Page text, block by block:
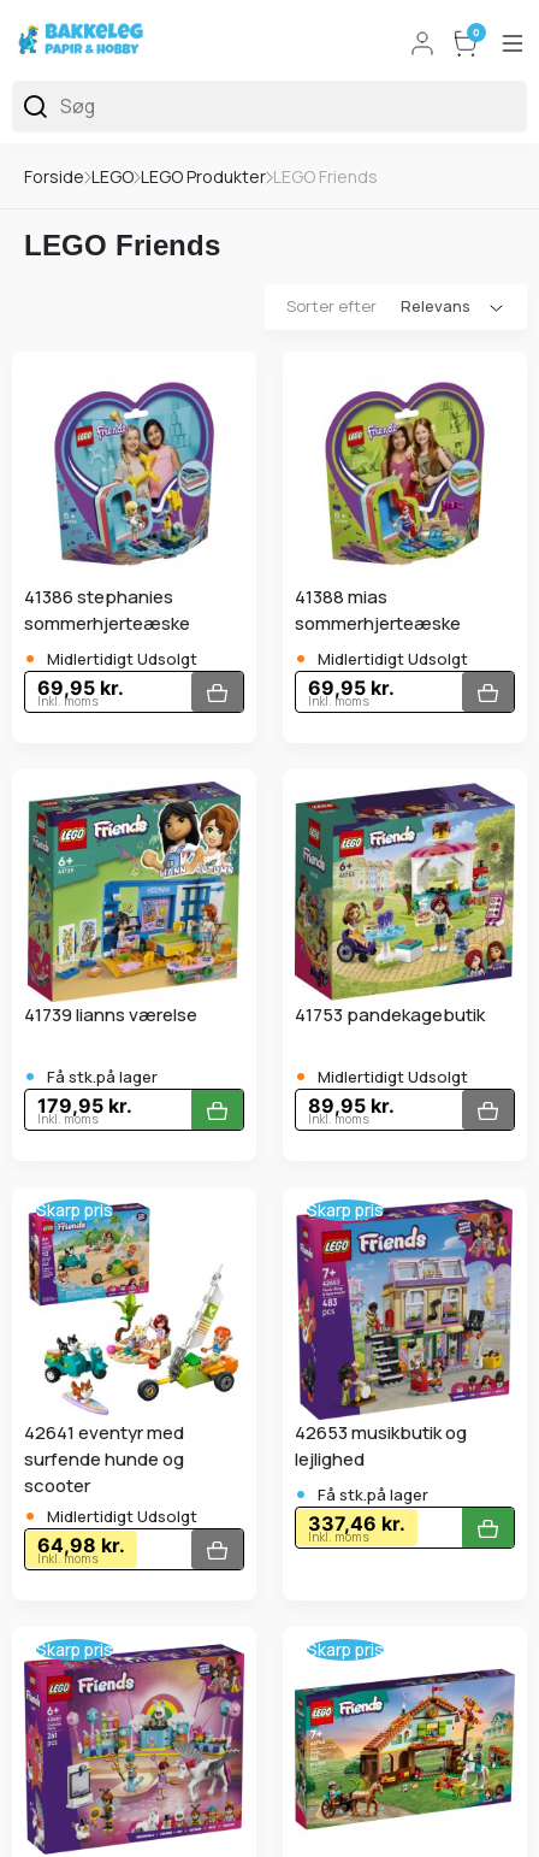
0
Forside LEGO LEGO Produkter LEGO Friends
LEGO Friends
Sorter efter
41386 stephanies
sommerhjerteæske
• Midlertidigt Udsolgt
69,95 kr.
Inkl. moms
41388 mias
sommerhjerteæske
• Midlertidigt Udsolgt
69,95 kr.
Inkl. moms
41739 lianns værelse
• Få stk.på lager
179,95 kr.
Inkl. moms
41753 pandekagebutik
• Midlertidigt Udsolgt
89,95 kr.
Inkl. moms
Skarp pris
42641 eventyr med
surfende hunde og
scooter
• Midlertidigt Udsolgt
64,98 kr.
Inkl. moms
Skarp pris
42653 musikbutik og
lejlighed
• Få stk.på lager
337,46 kr.
Inkl. moms
Skarp pris Skarp pris